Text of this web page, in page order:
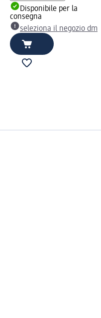
Disponibile per la
consegna
seleziona il negozio dm